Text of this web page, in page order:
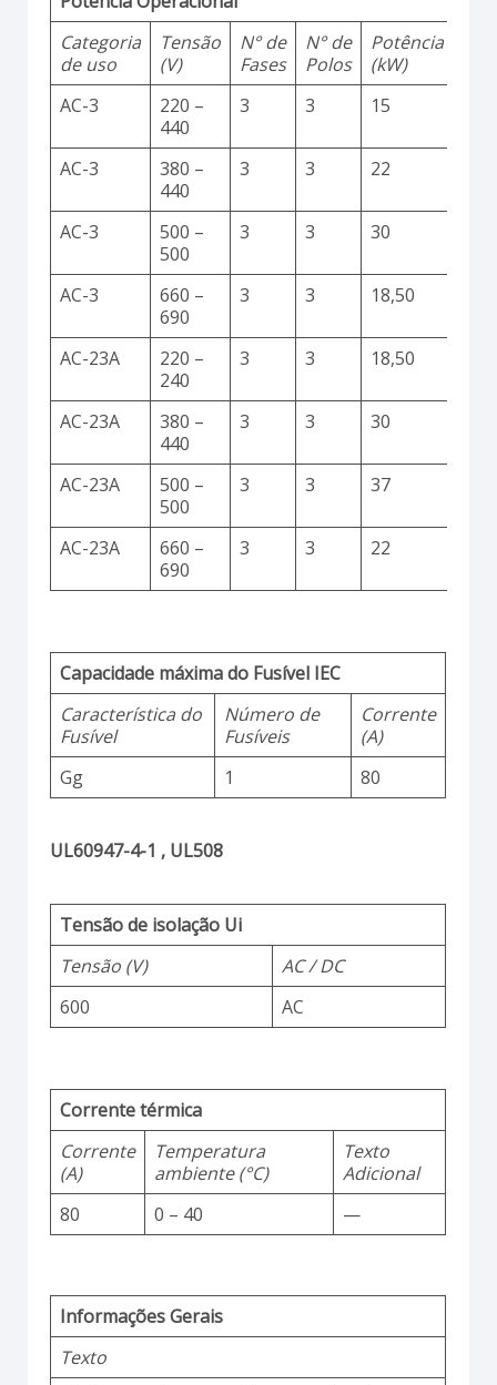
Categoria
de uso
Tensão
(V)
N° de
Fases
N° de
Polos
Potência
(kW)
AC-3
220 –
440
3 3 15
AC-3
380 –
440
3 3 22
AC-3
500 –
500
3 3 30
AC-3
660 –
690
3 3 18,50
AC-23A
220 –
240
3 3 18,50
AC-23A
380 –
440
3 3 30
AC-23A
500 –
500
3 3 37
AC-23A
660 –
690
3 3 22
Capacidade máxima do Fusível IEC
Característica do
Fusível
Número de
Fusíveis
Corrente
(A)
Gg
1 80
UL60947-4-1 , UL508
Tensão de isolação Ui
Tensão (V)
AC / DC
600
AC
Corrente térmica
Corrente
(A)
Temperatura
ambiente (°C)
Texto
Adicional
80
0 – 40 —
Informações Gerais
Texto